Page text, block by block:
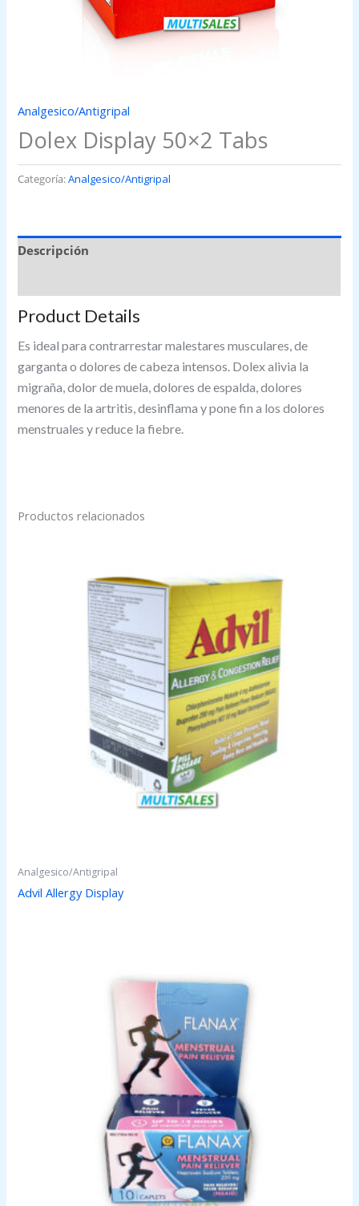
Analgesico/Antigripal
Dolex Display 50×2 Tabs
Categoría:Analgesico/Antigripal
Descripción
Product Details
Es ideal para contrarrestar malestares musculares, de
garganta o dolores de cabeza intensos. Dolex alivia la
migraña, dolor de muela, dolores de espalda, dolores
menores de la artritis, desinflama y pone fin a los dolores
menstruales y reduce la fiebre.
Productos relacionados
Analgesico/Antigripal
Advil Allergy Display